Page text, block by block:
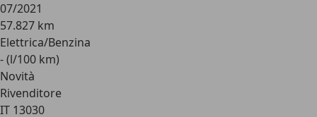
07/2021
57.827 km
Elettrica/Benzina
- (l/100 km)
Novità
Rivenditore
IT 13030